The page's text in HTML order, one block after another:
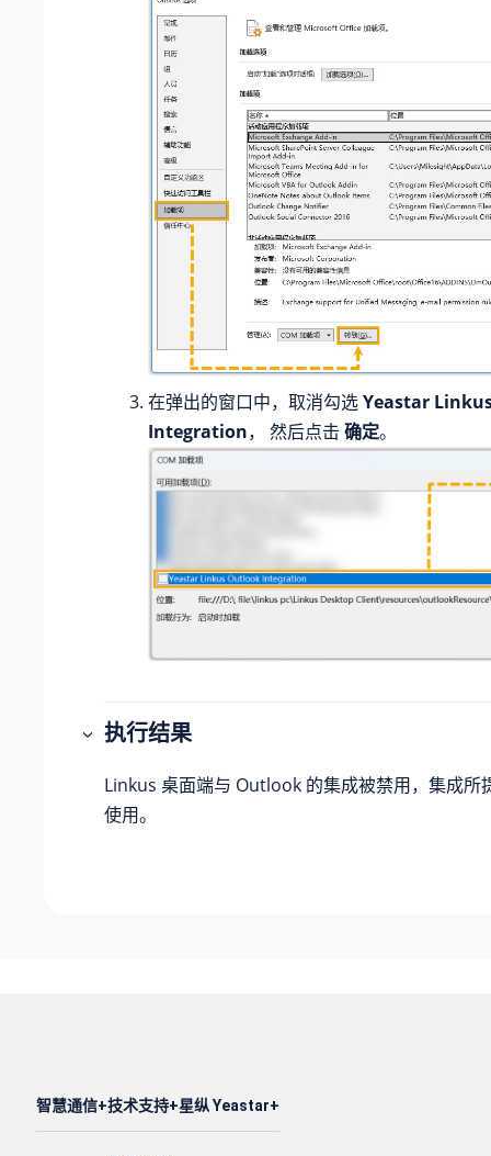
在弹出的窗口中，取消勾选Yeastar
Integration， 然后点击 确定。
执行结果
Linkus 桌面端与 Outlook 的集成被禁用，集成所
使用。
智慧通信 技术支持 星纵 Yeastar